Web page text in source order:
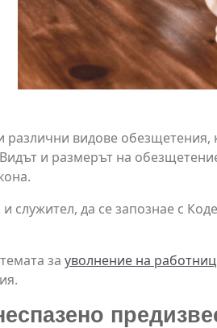
различни видове
и размерът на
служител, да се запознае с
за уволнение на